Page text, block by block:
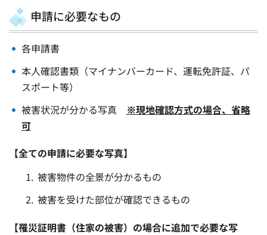
申請に必要なもの
各申請書
本人確認書類（マイナンバーカード、運転免許証、パ
スポート等）
被害状況が分かる写真 ※現地確認方式の場合、省略
可
【全ての申請に必要な写真】
被害物件の全景が分かるもの
被害を受けた部位が確認できるもの
【罹災証明書（住家の被害）の場合に追加で必要な写